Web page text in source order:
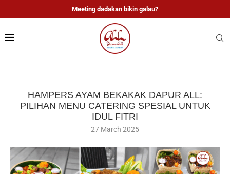
Meeting dadakan bikin galau?
HAMPERS AYAM BEKAKAK DAPUR ALL:
PILIHAN MENU CATERING SPESIAL UNTUK
IDUL FITRI
27 March 2025